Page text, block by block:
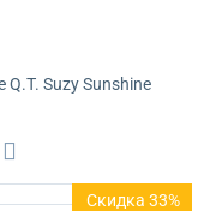
Q.T. Suzy Sunshine
Скидка 33%